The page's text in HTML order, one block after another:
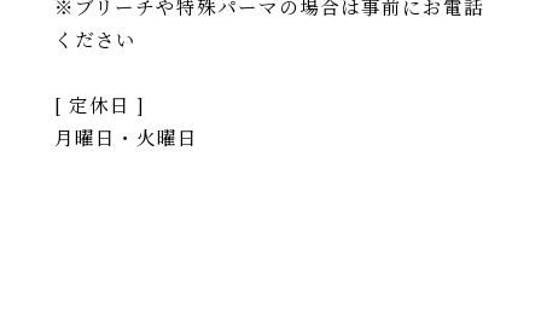
※ブリーチや特殊パーマの場合は事前にお電話
ください
[ 定休日 ]
月曜日・火曜日